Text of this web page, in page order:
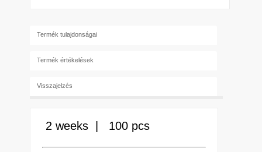
Termék tulajdonságai
Termék értékelések
Visszajelzés
2 weeks | 100 pcs